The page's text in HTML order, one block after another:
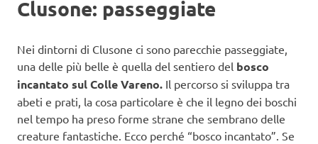
Clusone: passeggiate
Nei dintorni di Clusone ci sono parecchie passeggiate,
una delle più belle è quella del sentiero del bosco
incantato sul Colle Vareno. Il percorso si sviluppa tra
abeti e prati, la cosa particolare è che il legno dei boschi
nel tempo ha preso forme strane che sembrano delle
creature fantastiche. Ecco perché “bosco incantato”. Se